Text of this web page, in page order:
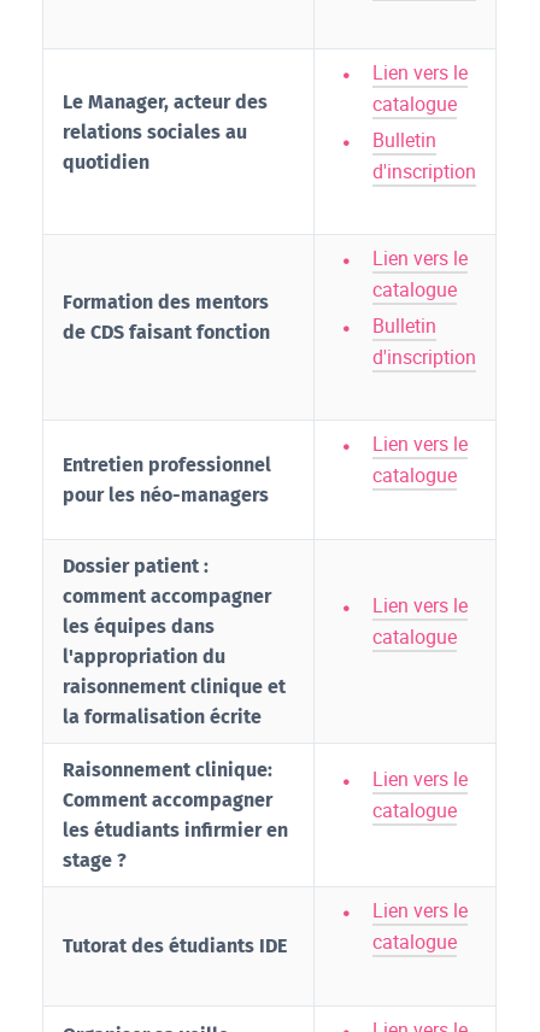
Le Manager, acteur des
relations sociales au
quotidien
Lien vers le
catalogue
Bulletin
d'inscription
Formation des mentors
de CDS faisant fonction
Lien vers le
catalogue
Bulletin
d'inscription
Entretien professionnel
pour les néo-managers
Lien vers le
catalogue
Dossier patient :
comment accompagner
les équipes dans
l'appropriation du
raisonnement clinique et
la formalisation écrite
Lien vers le
catalogue
Raisonnement clinique:
Comment accompagner
les étudiants infirmier en
stage ?
Lien vers le
catalogue
Tutorat des étudiants IDE
Lien vers le
catalogue